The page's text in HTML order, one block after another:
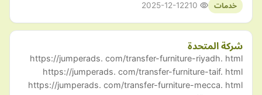
خدمات 2025-12-12
شركة المتحدة
https://jumperads. com/transfer-furniture-riyadh. html
https://jumperads. com/transfer-furniture-taif. html
https://jumperads. com/transfer-furniture-mecca. html